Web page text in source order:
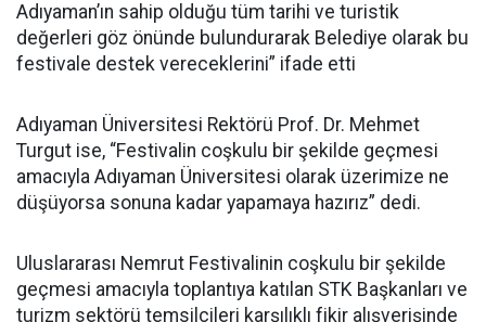
Adıyaman’ın sahip olduğu tüm tarihi ve turistik
değerleri göz önünde bulundurarak Belediye olarak bu
festivale destek vereceklerini” ifade etti
Adıyaman Üniversitesi Rektörü Prof. Dr. Mehmet
Turgut ise, “Festivalin coşkulu bir şekilde geçmesi
amacıyla Adıyaman Üniversitesi olarak üzerimize ne
düşüyorsa sonuna kadar yapamaya hazırız” dedi.
Uluslararası Nemrut Festivalinin coşkulu bir şekilde
geçmesi amacıyla toplantıya katılan STK Başkanları ve
turizm sektörü temsilcileri karşılıklı fikir alışverişinde